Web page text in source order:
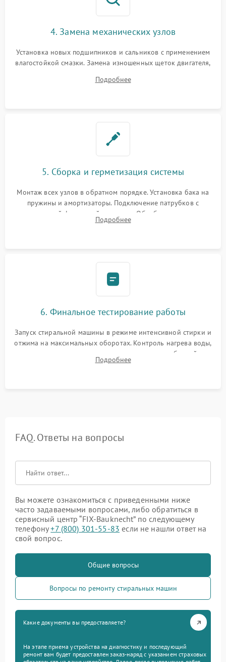
4. Замена механических узлов
Установка новых подшипников и сальников с применением
влагостойкой смазки. Замена изношенных щеток двигателя,
или поврежденной резиновой манжеты.
Подробнее
5. Сборка и герметизация системы
Монтаж всех узлов в обратном порядке. Установка бака на
пружины и амортизаторы. Подключение патрубков с
надежной фиксацией хомутами. Обработка стыков
герметиком для предотвращения возможных протечек воды.
Подробнее
6. Финальное тестирование работы
Запуск стиральной машины в режиме интенсивной стирки и
отжима на максимальных оборотах. Контроль нагрева воды,
корректности слива, отсутствия излишних вибраций,
посторонних стуков и протечек под корпусом.
Подробнее
FAQ. Ответы на вопросы
Вы можете ознакомиться с приведенными ниже
часто задаваемыми вопросами, либо обратиться в
сервисный центр “FIX-Bauknecht” по следующему
телефону+7 (800) 301-55-83 если не нашли ответ на
свой вопрос.
Общие вопросы
Вопросы по ремонту стиральных машин
Какие документы вы предоставляете?
На этапе приема устройства на диагностику и последующий
ремонт вам будет предоставлен заказ-наряд с указанием страховых